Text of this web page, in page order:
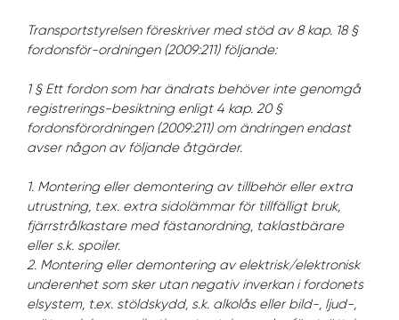
Transportstyrelsen föreskriver med stöd av 8 kap. 18 §
fordonsför-ordningen (2009:211) följande:
1 § Ett fordon som har ändrats behöver inte genomgå
registrerings-besiktning enligt 4 kap. 20 §
fordonsförordningen (2009:211) om ändringen endast
avser någon av följande åtgärder.
1. Montering eller demontering av tillbehör eller extra
utrustning, t.ex. extra sidolämmar för tillfälligt bruk,
fjärrstrålkastare med fästanordning, taklastbärare
eller s.k. spoiler.
2. Montering eller demontering av elektrisk/elektronisk
underenhet som sker utan negativ inverkan i fordonets
elsystem, t.ex. stöldskydd, s.k. alkolås eller bild-, ljud-,